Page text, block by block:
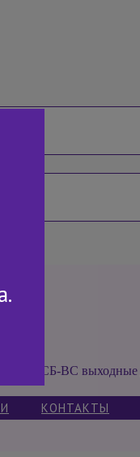
СБ-ВС выходные
КОНТАКТЫ